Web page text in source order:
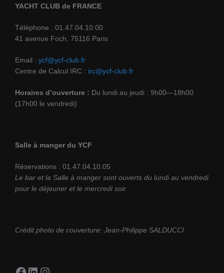
YACHT CLUB de FRANCE
Téléphone : 01.47.04.10.00
41 avenue Foch, 75116 Paris
Email : ycf@ycf-club.fr
Centre de Calcul IRC : irc@ycf-club.fr
Horaires d’ouverture : Du lundi au jeudi : 9h00—18h00
(17h00 le vendredi)
Salle à manger du YCF
Réservations : 01.47.04.10.05
Le bar et la Salle à manger sont ouverts du lundi au vendredi
pour le déjeuner et le mercredi soir.
Crédit photo de couverture: Jean-Philippe SALDUCCI